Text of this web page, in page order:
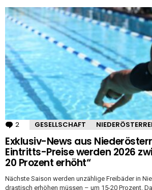
2 Kommentare
GESELLSCHAFT
Exklusiv-News aus
Eintritts-Preise werden 2026
20 Prozent erhöht“
Nächste Saison werden unzählige Freibäder in
drastisch erhöhen müssen – um 15-20 Prozent.